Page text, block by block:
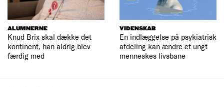
ALUMNERNE
Knud Brix skal dække det
kontinent, han aldrig blev
færdig med
VIDENSKAB
En indlæggelse på psykiatrisk
afdeling kan ændre et ungt
menneskes livsbane